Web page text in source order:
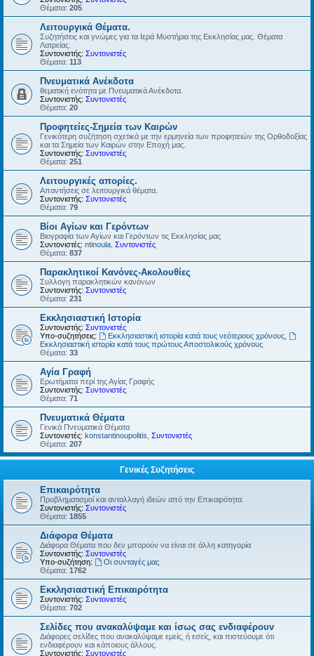
Θέματα: 205
Λειτουργικά Θέματα.
Συζητήσεις και γνώμες για τα Ιερά Μυστήρια της Εκκλησίας μας. Θέματα
Λατρείας.
Συντονιστής: Συντονιστές
Θέματα: 113
Πνευματικά Ανέκδοτα
θεματική ενότητα με Πνευματικά Ανέκδοτα.
Συντονιστής: Συντονιστές
Θέματα: 20
Προφητείες-Σημεία των Καιρών
Γενικότερη συζήτηση σχετικά με την ερμηνεία των προφητειών της Ορθοδοξίας
και τα Σημεία των Καιρών στην Εποχή μας.
Συντονιστής: Συντονιστές
Θέματα: 251
Λειτουργικές απορίες.
Απαντήσεις σε λειτουργικά θέματα.
Συντονιστής: Συντονιστές
Θέματα: 79
Βίοι Αγίων και Γερόντων
Βιογραφία των Αγίων και Γερόντων τις Εκκλησίας μας
Συντονιστές: ntinoula Συντονιστές
Θέματα: 837
Παρακλητικοί Κανόνες-Ακολουθίες
Συλλογη παρακλητικών κανόνων
Συντονιστής: Συντονιστές
Θέματα: 231
Εκκλησιαστική Ιστορία
Συντονιστής: Συντονιστές
Υπο-συζητήσεις:
Εκκλησιαστική ιστορία κατά τους νεότερους χρόνους,
Εκκλησιαστική ιστορία κατά τους πρώτους Αποστολικούς χρόνους
Θέματα: 33
Αγία Γραφή
Ερωτήματα περί της Αγίας Γραφής
Συντονιστής: Συντονιστές
Θέματα: 71
Πνευματικά Θέματα
Γενικά Πνευματικά Θέματα
Συντονιστές: konstantinoupolitis Συντονιστές
Θέματα: 207
Γενικές Συζητήσεις
Επικαιρότητα
Προβληματισμοί και ανταλλαγή ιδεών από την Επικαιρότητα.
Συντονιστής: Συντονιστές
Θέματα: 1855
Διάφορα Θέματα
Διάφορα Θέματα που δεν μπορούν να είναι σε άλλη κατηγορία
Συντονιστής: Συντονιστές
Υπο-συζήτηση:
Οι συνταγές μας
Θέματα: 1762
Εκκλησιαστική Επικαιρότητα
Συντονιστής: Συντονιστές
Θέματα: 702
Σελίδες που ανακαλύψαμε και ίσως σας ενδιαφέρουν
Διάφορες σελίδες που ανακαλύψαμε εμείς, ή εσείς, και πιστεύουμε ότι
ενδιαφέρουν και κάποιους άλλους.
Συντονιστής: Συντονιστές